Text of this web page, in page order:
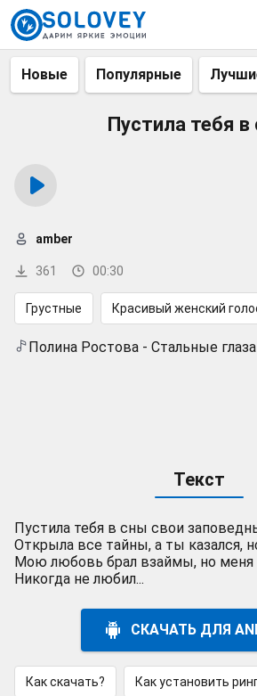
Новые Популярные
Пустила тебя в
361 00:30
amber
Грустные Красивый женский
Полина Ростова - Стальные глаза
Текст
Пустила тебя в сны свои
Открыла все тайны, а ты казался,
Мою любовь брал взаймы, но меня
Никогда не любил...
СКАЧАТЬ ДЛЯ
Как скачать? Как установить